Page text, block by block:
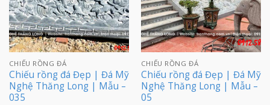
CHIẾU RỒNG ĐÁ
Chiếu rồng đá Đẹp | Đá Mỹ
Nghệ Thăng Long | Mẫu –
035
CHIẾU RỒNG ĐÁ
Chiếu rồng đá Đẹp | Đá Mỹ
Nghệ Thăng Long | Mẫu –
05